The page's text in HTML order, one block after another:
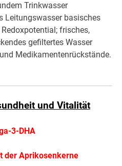
Trinkwasser
Leitungswasser basisches
frisches,
gefiltertes Wasser
Medikamentenrückstände.
und Vitalität
3-DHA
der Aprikosenkerne